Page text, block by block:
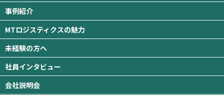
事例紹介
MTロジスティクスの魅力
未経験の方へ
社員インタビュー
会社説明会